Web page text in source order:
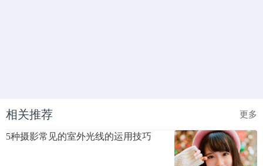
相关推荐 更多
5种摄影常见的室外光线的运用技巧